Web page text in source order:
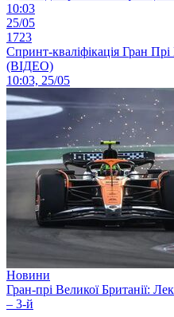
10:03
25/05
1723
Спринт-кваліфікація Гран
(ВІДЕО)
10:03, 25/05
Новини
Гран-прі Великої Британії:
– 3-й